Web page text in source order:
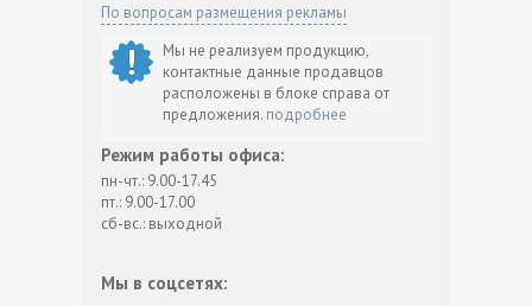
По вопросам размещения рекламы
Мы не реализуем продукцию,
контактные данные продавцов
расположены в блоке справа от
предложения. подробнее
Режим работы офиса:
пн-чт.: 9.00-17.45
пт.: 9.00-17.00
сб-вс.: выходной
Мы в соцсетях: